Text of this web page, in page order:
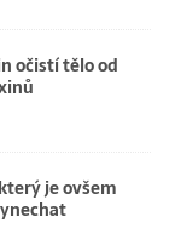
očistí tělo od
je ovšem